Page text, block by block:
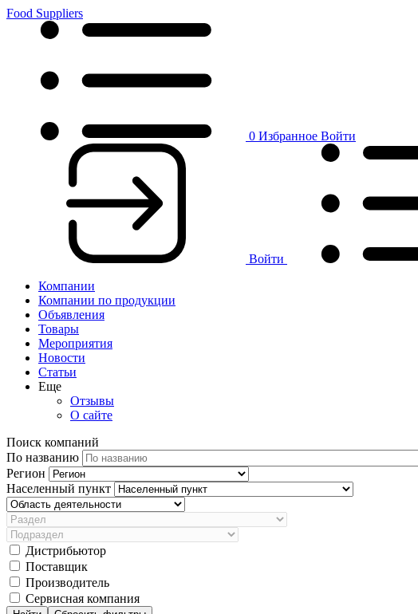
Food Suppliers
0 Избранное Войти
Войти
Компании
Компании по продукции
Объявления
Товары
Мероприятия
Новости
Статьи
Еще
Отзывы
О сайте
Поиск компаний
По названию
Регион
Населенный пункт
Дистрибьютор
Поставщик
Производитель
Сервисная компания